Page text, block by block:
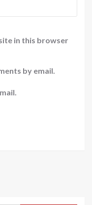
in this browser
by email.